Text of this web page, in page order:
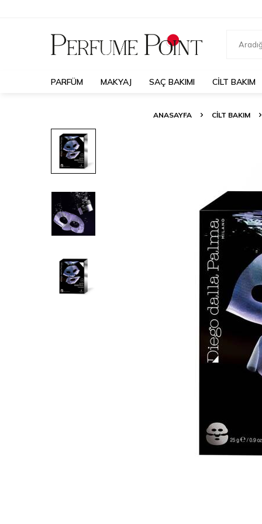
PARFÜM MAKYAJ SAÇ BAKIMI CILT BAKIM
ANASAYFA CILT BAKIM